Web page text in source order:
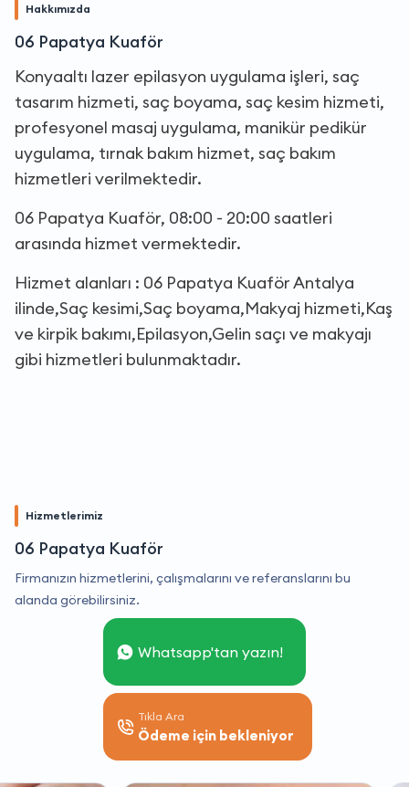
Hakkımızda
06 Papatya Kuaför
Konyaaltı lazer epilasyon uygulama işleri, saç
tasarım hizmeti, saç boyama, saç kesim hizmeti,
profesyonel masaj uygulama, manikür pedikür
uygulama, tırnak bakım hizmet, saç bakım
hizmetleri verilmektedir.
06 Papatya Kuaför, 08:00 - 20:00 saatleri
arasında hizmet vermektedir.
Hizmet alanları : 06 Papatya Kuaför Antalya
ilinde,Saç kesimi,Saç boyama,Makyaj hizmeti,Kaş
ve kirpik bakımı,Epilasyon,Gelin saçı ve makyajı
gibi hizmetleri bulunmaktadır.
Hizmetlerimiz
06 Papatya Kuaför
Firmanızın hizmetlerini, çalışmalarını ve referanslarını bu
alanda görebilirsiniz.
Whatsapp'tan yazın!
Tıkla Ara
Ödeme için bekleniyor